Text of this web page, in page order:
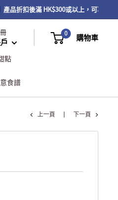
品折扣後滿 HK$300或以上，可享免
0 購物車
點
食譜
上一頁 下一頁